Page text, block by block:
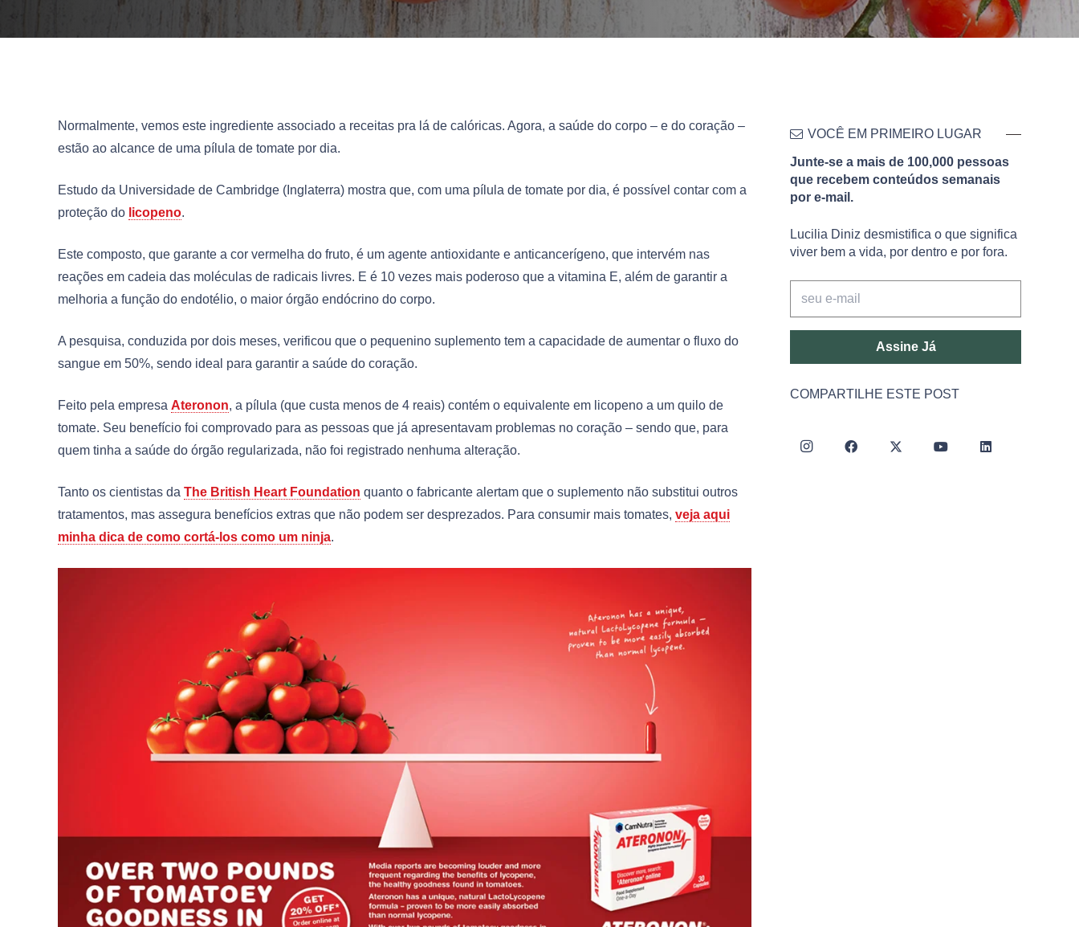
Normalmente, vemos este ingrediente associado a receitas pra lá de calóricas. Agora, a saúde do corpo – e do coração –
estão ao alcance de uma pílula de tomate por dia.
Estudo da Universidade de Cambridge (Inglaterra) mostra que, com uma pílula de tomate por dia, é possível contar com a
proteção do licopeno.
Este composto, que garante a cor vermelha do fruto, é um agente antioxidante e anticancerígeno, que intervém nas
reações em cadeia das moléculas de radicais livres. E é 10 vezes mais poderoso que a vitamina E, além de garantir a
melhoria a função do endotélio, o maior órgão endócrino do corpo.
A pesquisa, conduzida por dois meses, verificou que o pequenino suplemento tem a capacidade de aumentar o fluxo do
sangue em 50%, sendo ideal para garantir a saúde do coração.
Feito pela empresa Ateronon, a pílula (que custa menos de 4 reais) contém o equivalente em licopeno a um quilo de
tomate. Seu benefício foi comprovado para as pessoas que já apresentavam problemas no coração – sendo que, para
quem tinha a saúde do órgão regularizada, não foi registrado nenhuma alteração.
Tanto os cientistas da The British Heart Foundation quanto o fabricante alertam que o suplemento não substitui outros
tratamentos, mas assegura benefícios extras que não podem ser desprezados. Para consumir mais tomates, veja aqui
minha dica de como cortá-los como um ninja.
VOCÊ EM PRIMEIRO LUGAR
Junte-se a mais de 100,000 pessoas
que recebem conteúdos semanais
por e-mail.
Lucilia Diniz desmistifica o que significa
viver bem a vida, por dentro e por fora.
Assine Já
COMPARTILHE ESTE POST